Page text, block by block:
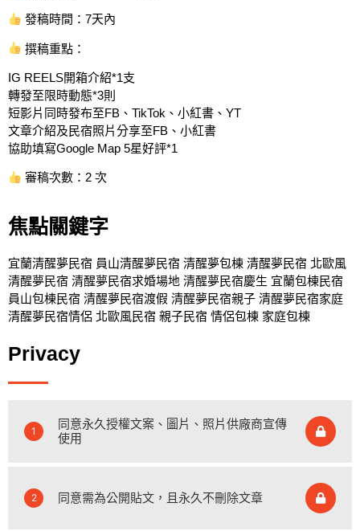
發稿時間：7天內
撰稿重點：
IG REELS開箱介紹*1支
轉發至限時動態*3則
短影片同時發布至FB、TikTok、小紅書、YT
文章介紹及民宿照片分享至FB、小紅書
協助填寫Google Map 5星好評*1
審稿次數：2 次
焦點關鍵字
宜蘭清醒夢民宿 員山清醒夢民宿 清醒夢包棟 清醒夢民宿 北歐風
清醒夢民宿 清醒夢民宿求婚場地 清醒夢民宿慶生 宜蘭包棟民宿
員山包棟民宿 清醒夢民宿渡假 清醒夢民宿親子 清醒夢民宿家庭
清醒夢民宿情侶 北歐風民宿 親子民宿 情侶包棟 家庭包棟
Privacy
1
同意永久授權文案、圖片、照片供廠商宣傳
使用
2 同意需為公開貼文，且永久不刪除文章